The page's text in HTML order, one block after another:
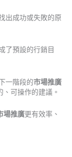
出成功或失敗的原
了預設的行銷目
一階段的市場推廣
可操作的建議。
場推廣更有效率、